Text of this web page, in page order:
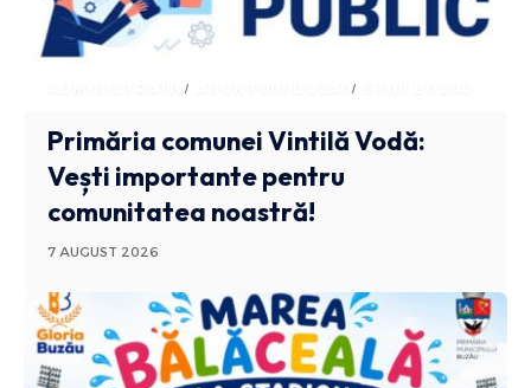
ADMINISTRATIV ANUNTURI BUZAU
Primăria comunei Vintilă Vodă:
Vești importante pentru
comunitatea noastră!
7 AUGUST 2026